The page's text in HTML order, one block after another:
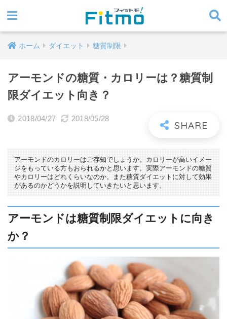
ホーム ダイエット 糖質制限
アーモンドの糖質・カロリーは？糖質制
限ダイエット向き？
2018/04/27 2018/05/28
アーモンドのカロリーはご存知でしょうか。カロリーが高いイメー
ジをもっている方もおられるかと思います。実際アーモンドの糖質
やカロリーはどれくらいなのか。また糖質ダイエットに対して効果
があるのかどうかを説明していきたいと思います。
アーモンドは糖質制限ダイエットに向き
か？